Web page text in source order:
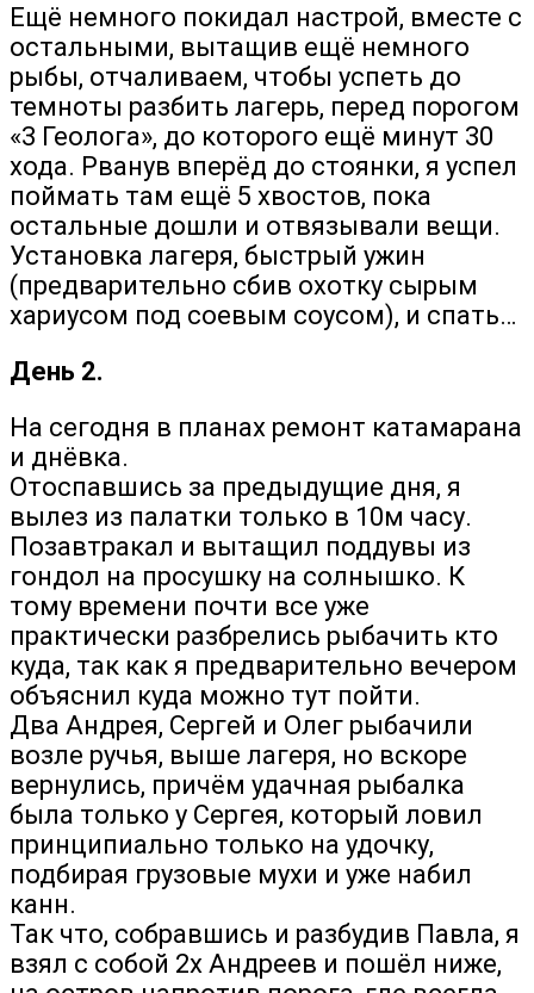
Ещё немного покидал настрой, вместе с
остальными, вытащив ещё немного
рыбы, отчаливаем, чтобы успеть до
темноты разбить лагерь, перед порогом
«3 Геолога», до которого ещё минут 30
хода. Рванув вперёд до стоянки, я успел
поймать там ещё 5 хвостов, пока
остальные дошли и отвязывали вещи.
Установка лагеря, быстрый ужин
(предварительно сбив охотку сырым
хариусом под соевым соусом), и спать…
День 2.
На сегодня в планах ремонт катамарана
и днёвка.
Отоспавшись за предыдущие дня, я
вылез из палатки только в 10м часу.
Позавтракал и вытащил поддувы из
гондол на просушку на солнышко. К
тому времени почти все уже
практически разбрелись рыбачить кто
куда, так как я предварительно вечером
объяснил куда можно тут пойти.
Два Андрея, Сергей и Олег рыбачили
возле ручья, выше лагеря, но вскоре
вернулись, причём удачная рыбалка
была только у Сергея, который ловил
принципиально только на удочку,
подбирая грузовые мухи и уже набил
канн.
Так что, собравшись и разбудив Павла, я
взял с собой 2х Андреев и пошёл ниже,